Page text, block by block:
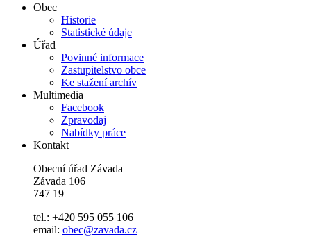
Obec
Historie
Statistické údaje
Úřad
Povinné informace
Zastupitelstvo obce
Ke stažení archív
Multimedia
Facebook
Zpravodaj
Nabídky práce
Kontakt
Obecní úřad Závada
Závada 106
747 19
tel.: +420 595 055 106
email: obec@zavada.cz